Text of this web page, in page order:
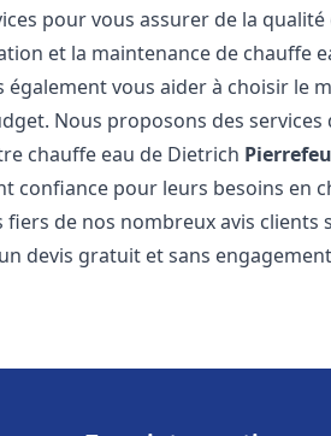
pour vous assurer de la
et la maintenance de chauffe
également vous aider à choisir le
Nous proposons des
chauffe eau de Dietrich
confiance pour leurs besoins en
fiers de nos nombreux avis
devis gratuit et sans